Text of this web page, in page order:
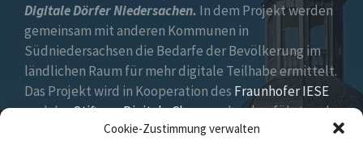
Cookie-Zustimmung verwalten
Digitale Dörfer Niedersachen. In dem Projekt werden
gemeinsam mit anderen Kommunen in
Südniedersachsen die Bedarfe der Bevölkerung im
ländlichen Raum für mehr digitale Teilhabe ermittelt.
Das Projekt wird in Kooperation des Fraunhofer IESE
und derStiftung Digitale Chancendurchgeführt und
Niedersächsischen Ministerium für Bundes- und